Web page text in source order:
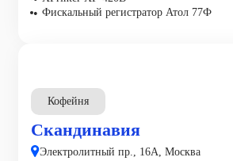
Фискальный регистратор Атол 77Ф
Кофейня
Скандинавия
Электролитный пр., 16А, Москва